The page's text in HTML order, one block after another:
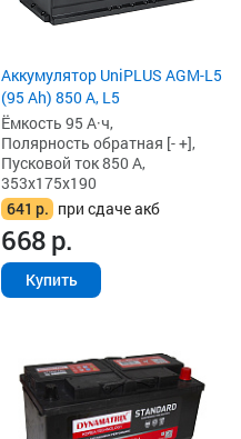
Аккумулятор UniPLUS AGM-L5
(95 Ah) 850 А, L5
Ёмкость 95 А·ч,
Полярность обратная [- +],
Пусковой ток 850 А,
353x175x190
641 р. при сдаче акб
668р.
Купить